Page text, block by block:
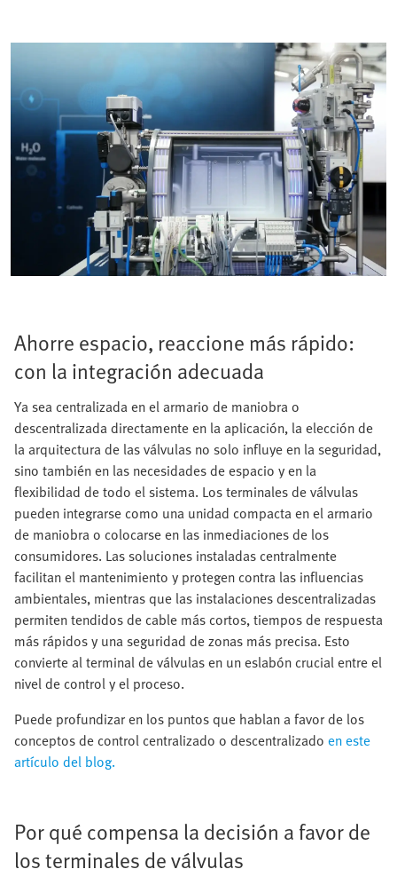
Ahorre espacio, reaccione más rápido:
con la integración adecuada
Ya sea centralizada en el armario de maniobra o
descentralizada directamente en la aplicación, la elección de
la arquitectura de las válvulas no solo influye en la seguridad,
sino también en las necesidades de espacio y en la
flexibilidad de todo el sistema. Los terminales de válvulas
pueden integrarse como una unidad compacta en el armario
de maniobra o colocarse en las inmediaciones de los
consumidores. Las soluciones instaladas centralmente
facilitan el mantenimiento y protegen contra las influencias
ambientales, mientras que las instalaciones descentralizadas
permiten tendidos de cable más cortos, tiempos de respuesta
más rápidos y una seguridad de zonas más precisa. Esto
convierte al terminal de válvulas en un eslabón crucial entre el
nivel de control y el proceso.
Puede profundizar en los puntos que hablan a favor de los
conceptos de control centralizado o descentralizado en este
artículo del blog.
Por qué compensa la decisión a favor de
los terminales de válvulas